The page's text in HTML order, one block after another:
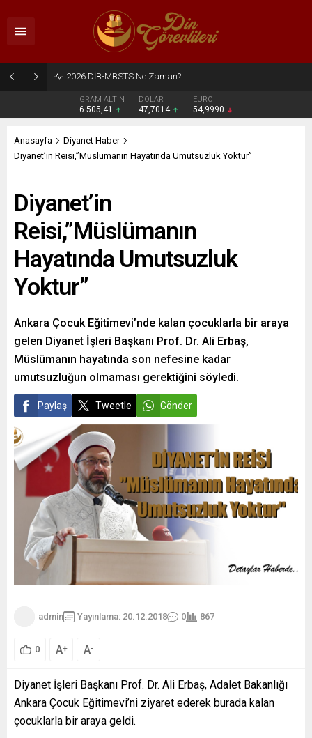
2026 DİB-MBSTS Ne Zaman?
GRAM ALTIN
6.505,41
DOLAR
47,7014
EURO
54,9990
Anasayfa
Diyanet Haber
Diyanet’in Reisi,”Müslümanın Hayatında Umutsuzluk Yoktur”
Diyanet’in
Reisi,”Müslümanın
Hayatında Umutsuzluk
Yoktur”
Ankara Çocuk Eğitimevi’nde kalan çocuklarla bir araya
gelen Diyanet İşleri Başkanı Prof. Dr. Ali Erbaş,
Müslümanın hayatında son nefesine kadar
umutsuzluğun olmaması gerektiğini söyledi.
Paylaş Tweetle Gönder
admin Yayınlama: 20.12.2018 0 867
0 A+ A-
Diyanet İşleri Başkanı Prof. Dr. Ali Erbaş, Adalet Bakanlığı
Ankara Çocuk Eğitimevi’ni ziyaret ederek burada kalan
çocuklarla bir araya geldi.